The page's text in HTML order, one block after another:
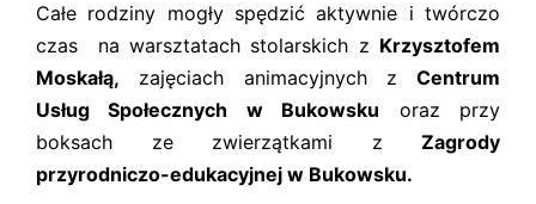
Całe rodziny mogły spędzić aktywnie i twórczo
czas na warsztatach stolarskich z Krzysztofem
Moskałą, zajęciach animacyjnych z Centrum
Usług Społecznych w Bukowsku oraz przy
boksach ze zwierzątkami z Zagrody
przyrodniczo-edukacyjnej w Bukowsku.